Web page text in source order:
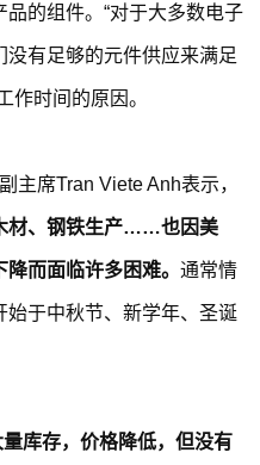
的组件。“对于大多数电子
有足够的元件供应来满足
作时间的原因。
主席Tran Viete Anh表示，
材、钢铁生产……也因美
降而面临许多困难。通常情
始于中秋节、新学年、圣诞
库存，价格降低，但没有